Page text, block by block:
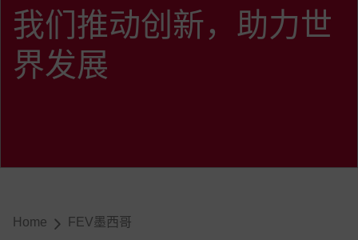
:
我们推动创新，助力世
界发展
导航
Home FEV墨西哥